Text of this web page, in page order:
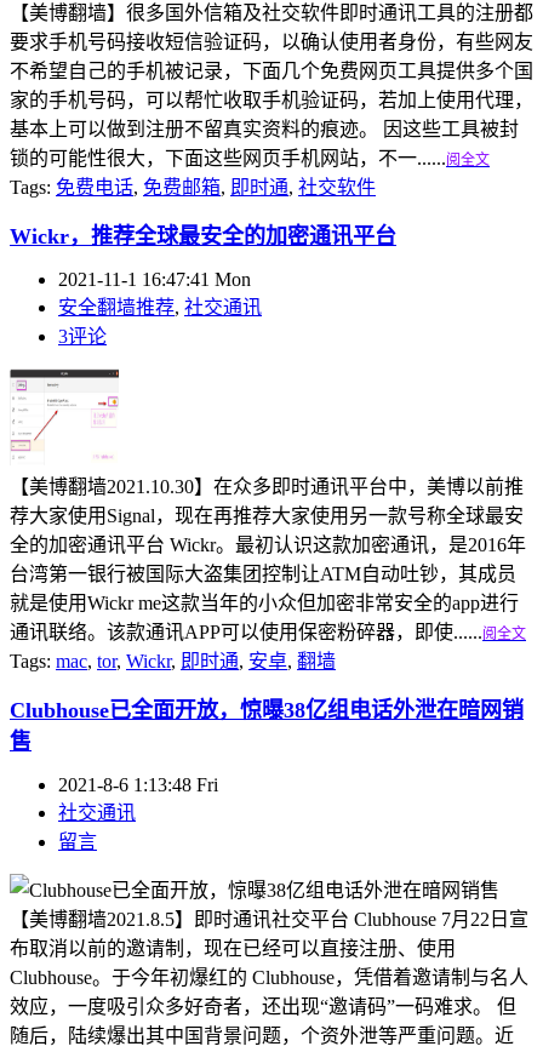
【美博翻墙】很多国外信箱及社交软件即时通讯工具的注册都
要求手机号码接收短信验证码，以确认使用者身份，有些网友
不希望自己的手机被记录，下面几个免费网页工具提供多个国
家的手机号码，可以帮忙收取手机验证码，若加上使用代理，
基本上可以做到注册不留真实资料的痕迹。 因这些工具被封
锁的可能性很大，下面这些网页手机网站，不一......阅全文
Tags: 免费电话, 免费邮箱, 即时通, 社交软件
Wickr，推荐全球最安全的加密通讯平台
2021-11-1 16:47:41 Mon
安全翻墙推荐, 社交通讯
3评论
【美博翻墙2021.10.30】在众多即时通讯平台中，美博以前推
荐大家使用Signal，现在再推荐大家使用另一款号称全球最安
全的加密通讯平台 Wickr。最初认识这款加密通讯，是2016年
台湾第一银行被国际大盗集团控制让ATM自动吐钞，其成员
就是使用Wickr me这款当年的小众但加密非常安全的app进行
通讯联络。该款通讯APP可以使用保密粉碎器，即使......阅全文
Tags: mac, tor, Wickr, 即时通, 安卓, 翻墙
Clubhouse已全面开放，惊曝38亿组电话外泄在暗网销
售
2021-8-6 1:13:48 Fri
社交通讯
留言
【美博翻墙2021.8.5】即时通讯社交平台 Clubhouse 7月22日宣
布取消以前的邀请制，现在已经可以直接注册、使用
Clubhouse。于今年初爆红的 Clubhouse，凭借着邀请制与名人
效应，一度吸引众多好奇者，还出现“邀请码”一码难求。 但
随后，陆续爆出其中国背景问题，个资外泄等严重问题。近